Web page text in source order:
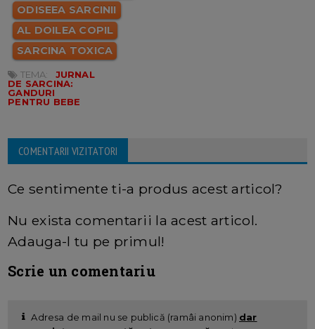
ODISEEA SARCINII
AL DOILEA COPIL
SARCINA TOXICA
TEMA:
JURNAL
DE SARCINA:
GANDURI
PENTRU BEBE
COMENTARII VIZITATORI
Ce sentimente ti-a produs acest articol?
Nu exista comentarii la acest articol.
Adauga-l tu pe primul!
Scrie un comentariu
Adresa de mail nu se publică (ramâi anonim) dar